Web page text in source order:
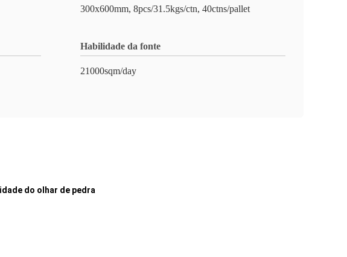
300x600mm, 8pcs/31.5kgs/ctn, 40ctns/pallet
Habilidade da fonte
21000sqm/day
do olhar de pedra